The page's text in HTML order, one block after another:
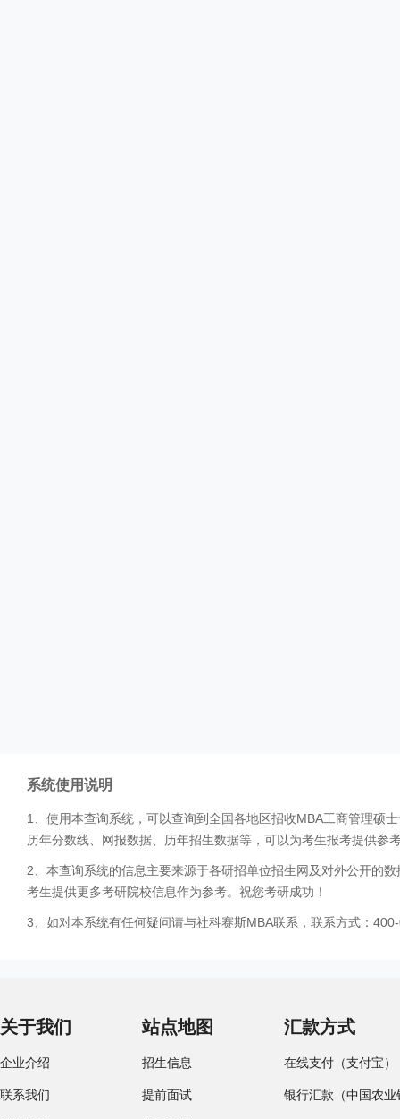
系统使用说明
1、使用本查询系统，可以查询到全国各地区招收MBA工商管理硕
历年分数线、网报数据、历年招生数据等，可以为考生报考提供参
2、本查询系统的信息主要来源于各研招单位招生网及对外公开的
考生提供更多考研院校信息作为参考。祝您考研成功！
3、如对本系统有任何疑问请与社科赛斯MBA联系，联系方式：
关于我们
企业介绍
联系我们
站点地图
招生信息
提前面试
汇款方式
在线支付（支付宝）
银行汇款（中国农业